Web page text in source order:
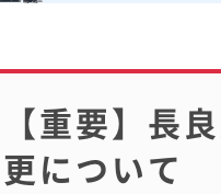
【重要】
更について